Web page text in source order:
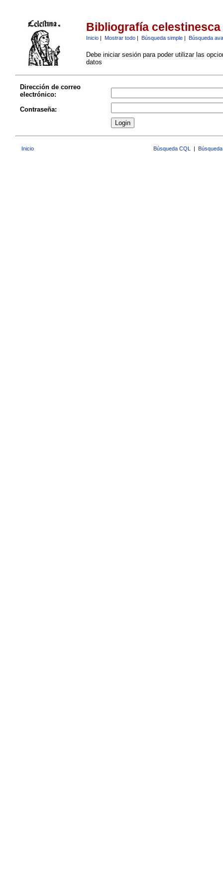
Bibliografía celestinesca
Inicio| Mostrar todo| Búsqueda simple| Búsqueda
Debe iniciar sesión para poder utilizar las
datos
Dirección de correo
electrónico:
Contraseña:
Inicio Búsqueda CQL |